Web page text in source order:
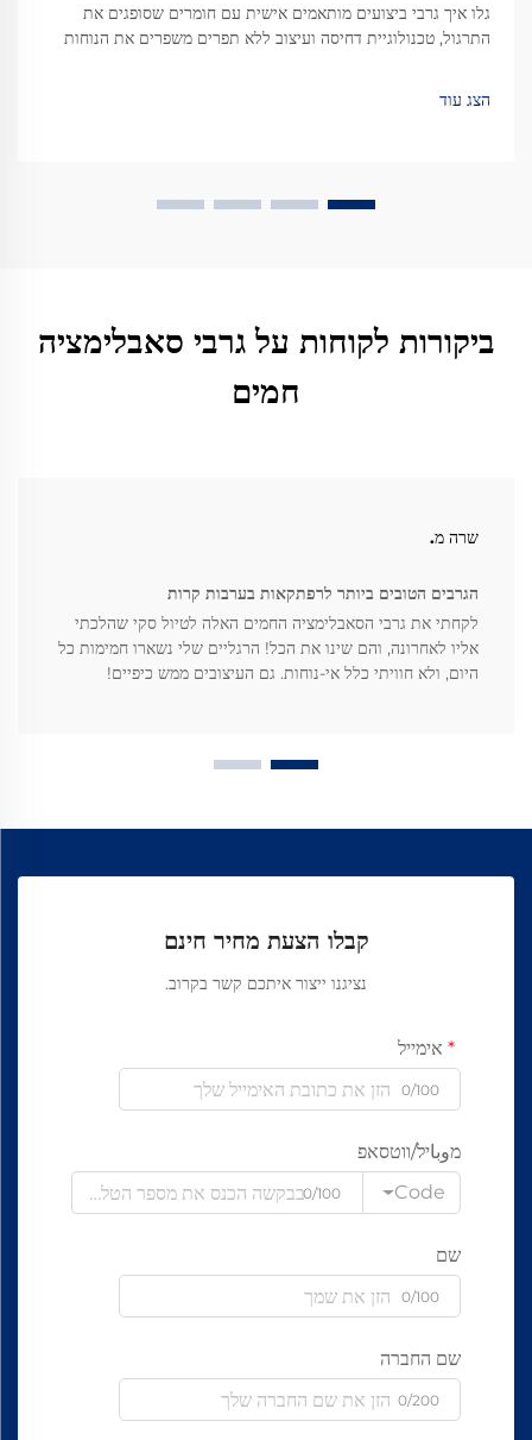
גלו איך גרבי ביצועים מותאמים אישית עם חומרים שסופגים את
התרגול, טכנולוגיית דחיסה ועיצוב ללא תפרים משפרים את הנוחות
הצג עוד
ביקורות לקוחות על גרבי סאבלימציה
חמים
שרה מ.
הגרבים הטובים ביותר לרפתקאות בערבות קרות
לקחתי את גרבי הסאבלימציה החמים האלה לטיול סקי שהלכתי
אליו לאחרונה, והם שינו את הכל! הרגליים שלי נשארו חמימות כל
היום, ולא חוויתי כלל אי-נוחות. גם העיצובים ממש כיפיים!
קבלו הצעת מחיר חינם
נציגנו ייצור איתכם קשר בקרוב.
אימייל
0/100
מوباיל/ווטסאפ
Code
0/100
שם
0/100
שם החברה
0/200